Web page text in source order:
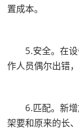
置成本。
5.安全。在设
作人员偶尔出错
6.匹配。新增
架要和原来的长